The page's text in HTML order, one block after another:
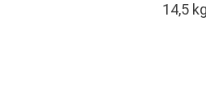
14,5 kg